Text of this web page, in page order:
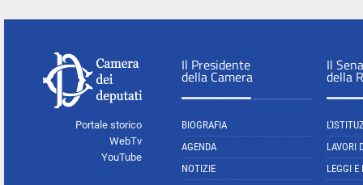
Portale storico
WebTv
YouTube
Il Presidente
della Camera
BIOGRAFIA
AGENDA
NOTIZIE
Il
della
LAVORI
LEGGI E